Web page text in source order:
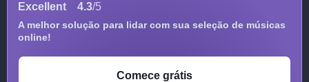
Excellent 4.3/5
A melhor solução para lidar com sua seleção de músicas
online!
Comece grátis